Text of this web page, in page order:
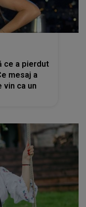
ce a pierdut
mesaj a
vin ca un